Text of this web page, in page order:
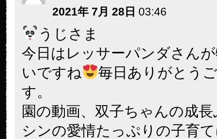
2021年 7月 28日 03:46
うじさま
今日はレッサーパンダさん
いですね
毎日ありがとう
す。
園の動画、双子ちゃんの成
シンの愛情たっぷりの子育